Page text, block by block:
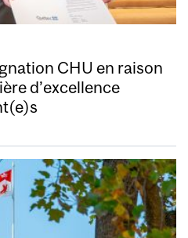
CHU en raison
d’excellence